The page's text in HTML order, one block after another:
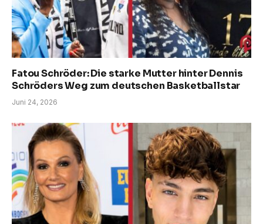
Fatou Schröder: Die starke Mutter hinter Dennis
Schröders Weg zum deutschen Basketballstar
Juni 24, 2026